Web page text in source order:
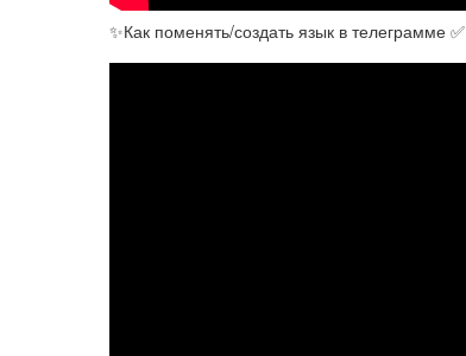
✨Как поменять/создать язык в телеграмме ✅